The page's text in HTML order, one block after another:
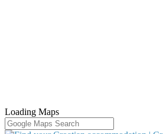
Loading Maps